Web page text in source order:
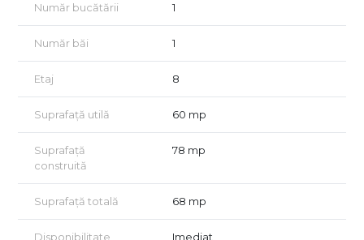
– bucătărie închisă
– două holuri
– debara generoasă
– două balcoane
Suprafața este eficientă, iar orientarea nord–sud aduce
lumină constantă și ventilație naturală.
Există deja câteva elemente valoroase care pot fi integrate
într-un viitor proiect de renovare:
Număr bucătării 1
Număr băi 1
Etaj 8
Suprafață utilă 60 mp
Suprafață
construită
78 mp
Suprafață totală 68 mp
Disponibilitate Imediat